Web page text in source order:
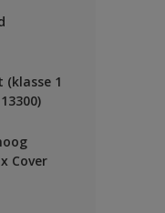
(klasse 1
Cover